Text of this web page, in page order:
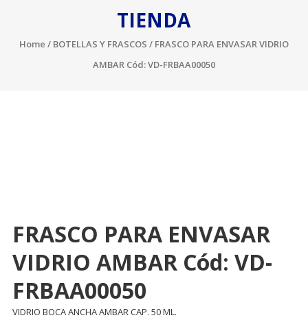
TIENDA
Home / BOTELLAS Y FRASCOS / FRASCO PARA ENVASAR VIDRIO
AMBAR Cód: VD-FRBAA00050
FRASCO PARA ENVASAR
VIDRIO AMBAR Cód: VD-
FRBAA00050
VIDRIO BOCA ANCHA AMBAR CAP. 50 ML.